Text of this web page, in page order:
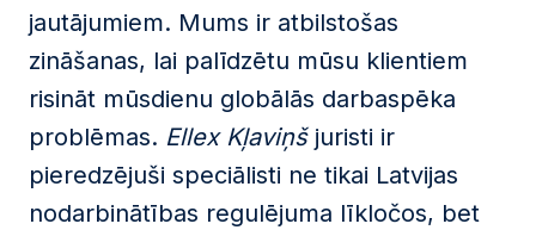
jautājumiem. Mums ir atbilstošas
zināšanas, lai palīdzētu mūsu klientiem
risināt mūsdienu globālās darbaspēka
problēmas. Ellex Kļaviņšjuristi ir
pieredzējuši speciālisti ne tikai Latvijas
nodarbinātības regulējuma līkločos, bet